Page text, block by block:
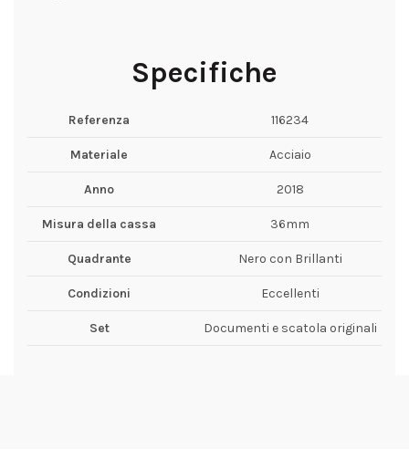
Specifiche
Referenza 116234
Materiale Acciaio
Anno 2018
Misura della cassa 36mm
Quadrante Nero con Brillanti
Condizioni Eccellenti
Set Documenti e scatola originali